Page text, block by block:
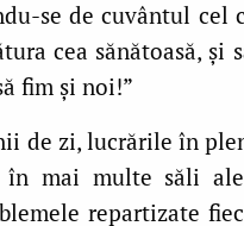
se de cuvântul
cea sănătoasă,
fim și noi!”
de zi, lucrările în
mai multe săli
repartizate